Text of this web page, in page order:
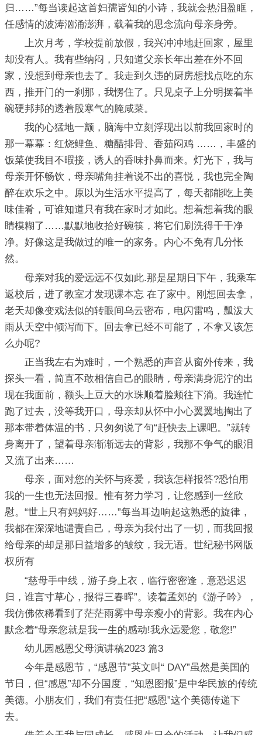
归……”每当读起这首妇孺皆知的小诗，我就会热泪盈眶，
任感情的波涛汹涌澎湃，载着我的思念流向母亲身旁。
上次月考，学校提前放假，我兴冲冲地赶回家，屋里
却没有人。我有些纳闷，只知道父亲长年出差在外不回
家，没想到母亲也去了。我走到久违的厨房想找点吃的东
西，推开门的一刹那，我愣住了。只见桌子上分明摆着半
碗硬邦邦的透着股寒气的腌咸菜。
我的心猛地一颤，脑海中立刻浮现出以前我回家时的
那一幕幕：红烧鲤鱼、糖醋排骨、香茹闷鸡 ……，丰盛的
饭菜使我目不暇接，诱人的香味扑鼻而来。灯光下，我与
母亲开怀畅饮，母亲嘴角挂着说不出的喜悦，我也完全陶
醉在欢乐之中。原以为生活水平提高了，每天都能吃上美
味佳肴，可谁知道只有我在家时才如此。想着想着我的眼
睛模糊了……默默地收拾好碗筷，将它们刷洗得干干净
净。好像这是我做过的唯一的家务。内心不免有几分怅
然。
母亲对我的爱远远不仅如此.那是星期日下午，我乘车
返校后，进了教室才发现课本忘 在了家中。刚想回去拿，
老天却像变戏法似的转眼间乌云密布，电闪雷鸣，瓢泼大
雨从天空中倾泻而下。回去拿已经不可能了，不拿又该怎
么办呢?
正当我左右为难时，一个熟悉的声音从窗外传来，我
探头一看，简直不敢相信自己的眼睛，母亲满身泥泞的出
现在我面前，额头上豆大的水珠顺着脸颊往下淌。我连忙
跑了过去，没等我开口，母亲却从怀中小心翼翼地掏出了
那本带着体温的书，只匆匆说了句“赶快去上课吧。”就转
身离开了，望着母亲渐渐远去的背影，我那不争气的眼泪
又流了出来……
母亲，面对您的关怀与疼爱，我该怎样报答?恐怕用
我的一生也无法回报。惟有努力学习，让您感到一丝欣
慰。“世上只有妈妈好……”每当耳边响起这熟悉的旋律，
我都在深深地谴责自己，母亲为我付出了一切，而我回报
给母亲的却是那日益增多的皱纹，我无语。世纪秘书网版
权所有
“慈母手中线，游子身上衣，临行密密逢，意恐迟迟
归，谁言寸草心，报得三春晖”。读着孟郊的《游子吟》，
我仿佛依稀看到了茫茫雨雾中母亲瘦小的背影。我在内心
默念着“母亲您就是我一生的感动!我永远爱您，敬您!”
幼儿园感恩父母演讲稿2023 篇3
今年是感恩节，“感恩节”英文叫“ DAY”虽然是美国的
节日，但“感恩”却不分国度，“知恩图报”是中华民族的传统
美德。小朋友们，我们有责任把“感恩”这个美德传递下
去。